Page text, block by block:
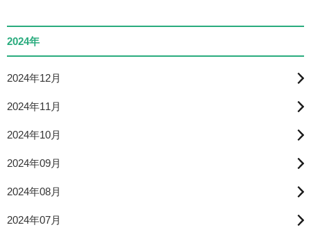
2024年
2024年12月
2024年11月
2024年10月
2024年09月
2024年08月
2024年07月